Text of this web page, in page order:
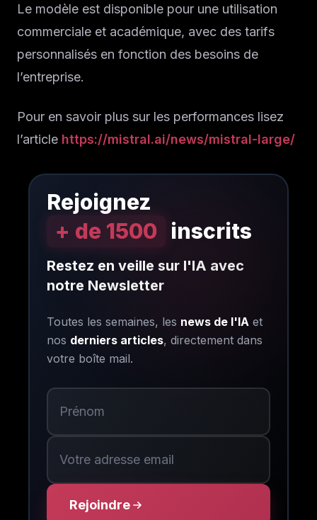
Le modèle est disponible pour une utilisation
commerciale et académique, avec des tarifs
personnalisés en fonction des besoins de
l’entreprise.
Pour en savoir plus sur les performances lisez
l’article https://mistral.ai/news/mistral-large/
Rejoignez
+ de 1500 inscrits
Restez en veille sur l'IA avec
notre Newsletter
Toutes les semaines, les news de l'IA et
nos derniers articles, directement dans
votre boîte mail.
Rejoindre